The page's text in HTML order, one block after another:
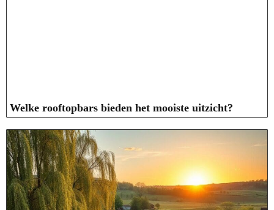
Welke rooftopbars bieden het mooiste uitzicht?